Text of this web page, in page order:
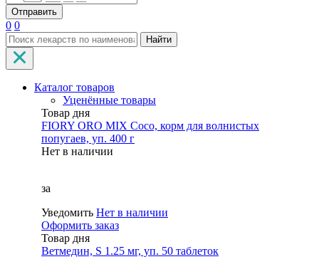
0 0
Найти
Каталог товаров
Уценённые товары
Товар дня
FIORY ORO MIX Coco, корм для волнистых
попугаев, уп. 400 г
Нет в наличии
за
Уведомить Нет в наличии
Оформить заказ
Товар дня
Ветмедин, S 1.25 мг, уп. 50 таблеток